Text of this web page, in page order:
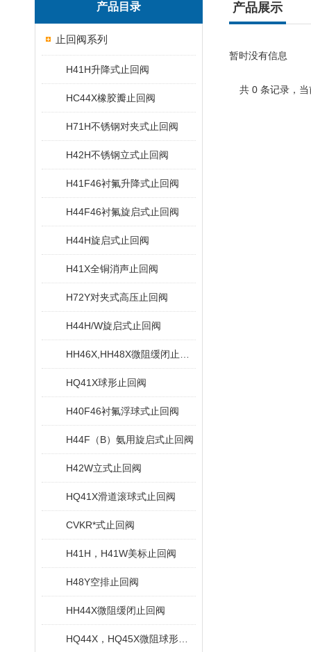
产品目录
止回阀系列
H41H升降式止回阀
HC44X橡胶瓣止回阀
H71H不锈钢对夹式止回阀
H42H不锈钢立式止回阀
H41F46衬氟升降式止回阀
H44F46衬氟旋启式止回阀
H44H旋启式止回阀
H41X全铜消声止回阀
H72Y对夹式高压止回阀
H44H/W旋启式止回阀
HQ41X球形止回阀
H40F46衬氟浮球式止回阀
H44F（B）氨用旋启式止回阀
H42W立式止回阀
HQ41X滑道滚球式止回阀
CVKR*式止回阀
H41H，H41W美标止回阀
H48Y空排止回阀
HH44X微阻缓闭止回阀
产品展示
暂时没有信息
共 0 条记录，